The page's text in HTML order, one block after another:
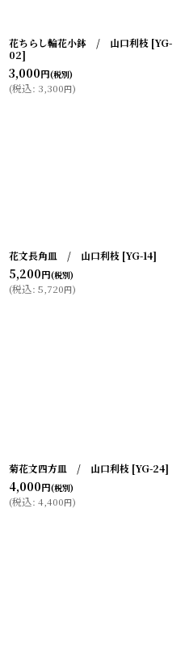
花ちらし輪花小鉢 / 山口利枝 [YG-
02]
3,000円(税別)
(税込: 3,300円)
花文長角皿 / 山口利枝 [YG-14]
5,200円(税別)
(税込: 5,720円)
菊花文四方皿 / 山口利枝 [YG-24]
4,000円(税別)
(税込: 4,400円)